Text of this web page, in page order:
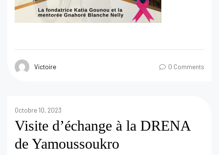
Victoire 0 Comments
Octobre 10, 2023
Visite d’échange à la DRENA
de Yamoussoukro